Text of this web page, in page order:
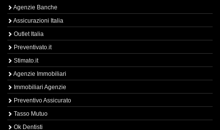
Agenzie Banche
Assicurazioni Italia
Outlet Italia
Preventivato.it
Stimato.it
Agenzie Immobiliari
Immobiliari Agenzie
Preventivo Assicurato
Tasso Mutuo
Ok Dentisti